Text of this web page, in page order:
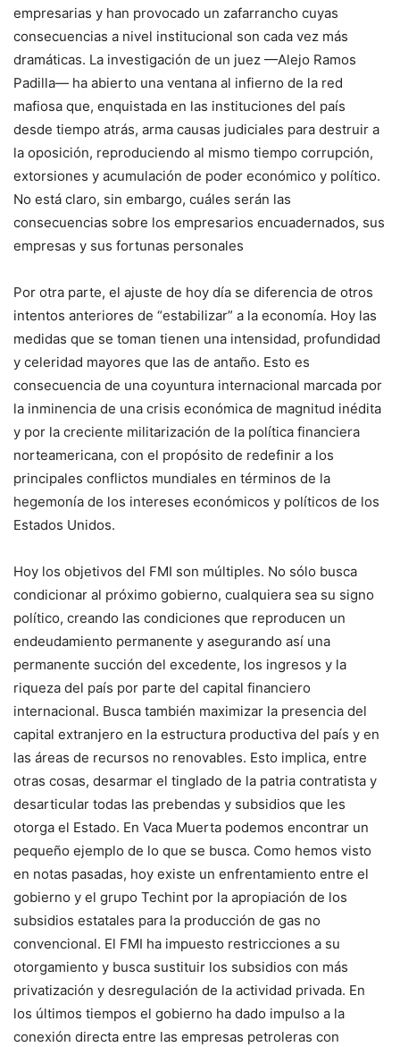
empresarias y han provocado un zafarrancho cuyas
consecuencias a nivel institucional son cada vez más
dramáticas. La investigación de un juez —Alejo Ramos
Padilla— ha abierto una ventana al infierno de la red
mafiosa que, enquistada en las instituciones del país
desde tiempo atrás, arma causas judiciales para destruir a
la oposición, reproduciendo al mismo tiempo corrupción,
extorsiones y acumulación de poder económico y político.
No está claro, sin embargo, cuáles serán las
consecuencias sobre los empresarios encuadernados, sus
empresas y sus fortunas personales
Por otra parte, el ajuste de hoy día se diferencia de otros
intentos anteriores de “estabilizar” a la economía. Hoy las
medidas que se toman tienen una intensidad, profundidad
y celeridad mayores que las de antaño. Esto es
consecuencia de una coyuntura internacional marcada por
la inminencia de una crisis económica de magnitud inédita
y por la creciente militarización de la política financiera
norteamericana, con el propósito de redefinir a los
principales conflictos mundiales en términos de la
hegemonía de los intereses económicos y políticos de los
Estados Unidos.
Hoy los objetivos del FMI son múltiples. No sólo busca
condicionar al próximo gobierno, cualquiera sea su signo
político, creando las condiciones que reproducen un
endeudamiento permanente y asegurando así una
permanente succión del excedente, los ingresos y la
riqueza del país por parte del capital financiero
internacional. Busca también maximizar la presencia del
capital extranjero en la estructura productiva del país y en
las áreas de recursos no renovables. Esto implica, entre
otras cosas, desarmar el tinglado de la patria contratista y
desarticular todas las prebendas y subsidios que les
otorga el Estado. En Vaca Muerta podemos encontrar un
pequeño ejemplo de lo que se busca. Como hemos visto
en notas pasadas, hoy existe un enfrentamiento entre el
gobierno y el grupo Techint por la apropiación de los
subsidios estatales para la producción de gas no
convencional. El FMI ha impuesto restricciones a su
otorgamiento y busca sustituir los subsidios con más
privatización y desregulación de la actividad privada. En
los últimos tiempos el gobierno ha dado impulso a la
conexión directa entre las empresas petroleras con